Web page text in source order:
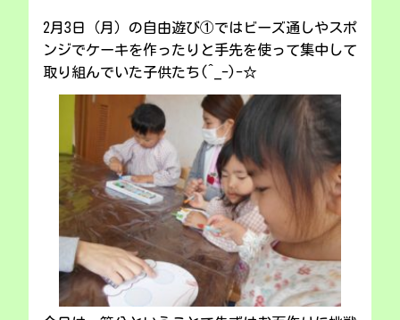
2月3日（月）の自由遊び①ではビーズ通しやスポ
ンジでケーキを作ったりと手先を使って集中して
取り組んでいた子供たち(^_-)-☆